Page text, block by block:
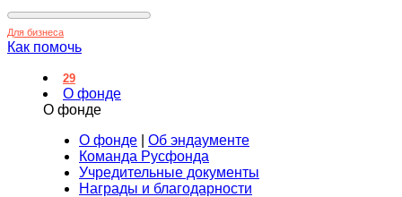
Для бизнеса
Как помочь
29
О фонде
О фонде
О фонде
Об эндаументе
Команда Русфонда
Учредительные документы
Награды и благодарности